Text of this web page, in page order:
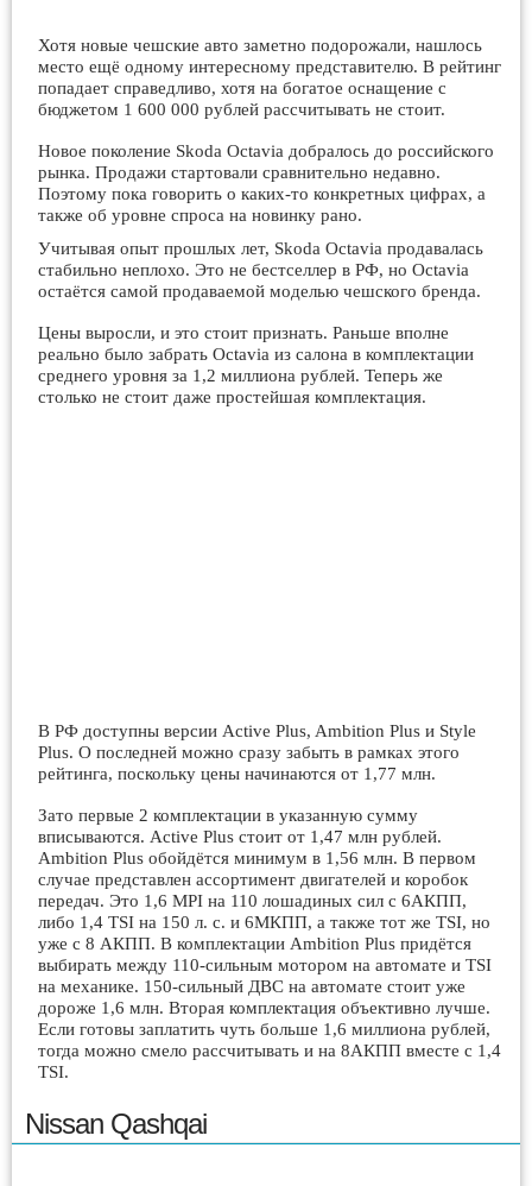
Хотя новые чешские авто заметно подорожали, нашлось
место ещё одному интересному представителю. В рейтинг
попадает справедливо, хотя на богатое оснащение с
бюджетом 1 600 000 рублей рассчитывать не стоит.
Новое поколение Skoda Octavia добралось до российского
рынка. Продажи стартовали сравнительно недавно.
Поэтому пока говорить о каких-то конкретных цифрах, а
также об уровне спроса на новинку рано.
Учитывая опыт прошлых лет, Skoda Octavia продавалась
стабильно неплохо. Это не бестселлер в РФ, но Octavia
остаётся самой продаваемой моделью чешского бренда.
Цены выросли, и это стоит признать. Раньше вполне
реально было забрать Octavia из салона в комплектации
среднего уровня за 1,2 миллиона рублей. Теперь же
столько не стоит даже простейшая комплектация.
В РФ доступны версии Active Plus, Ambition Plus и Style
Plus. О последней можно сразу забыть в рамках этого
рейтинга, поскольку цены начинаются от 1,77 млн.
Зато первые 2 комплектации в указанную сумму
вписываются. Active Plus стоит от 1,47 млн рублей.
Ambition Plus обойдётся минимум в 1,56 млн. В первом
случае представлен ассортимент двигателей и коробок
передач. Это 1,6 MPI на 110 лошадиных сил с 6АКПП,
либо 1,4 TSI на 150 л. с. и 6МКПП, а также тот же TSI, но
уже с 8 АКПП. В комплектации Ambition Plus придётся
выбирать между 110-сильным мотором на автомате и TSI
на механике. 150-сильный ДВС на автомате стоит уже
дороже 1,6 млн. Вторая комплектация объективно лучше.
Если готовы заплатить чуть больше 1,6 миллиона рублей,
тогда можно смело рассчитывать и на 8АКПП вместе с 1,4
TSI.
Nissan Qashqai